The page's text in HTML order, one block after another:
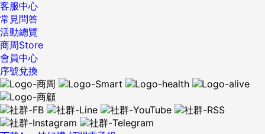
客服中心
常見問答
活動總覽
商周Store
會員中心
序號兌換